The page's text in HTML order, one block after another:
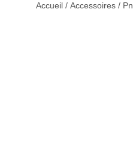
Accueil / Accessoires /